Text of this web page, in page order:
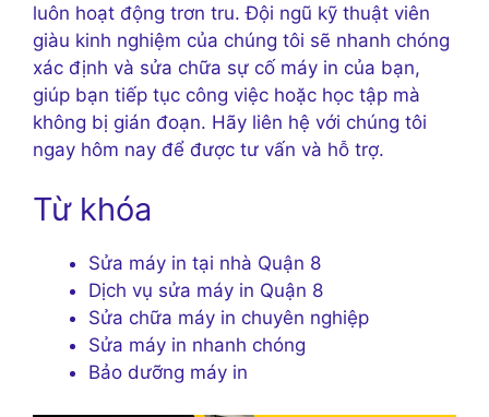
luôn hoạt động trơn tru. Đội ngũ kỹ thuật viên
giàu kinh nghiệm của chúng tôi sẽ nhanh chóng
xác định và sửa chữa sự cố máy in của bạn,
giúp bạn tiếp tục công việc hoặc học tập mà
không bị gián đoạn. Hãy liên hệ với chúng tôi
ngay hôm nay để được tư vấn và hỗ trợ.
Từ khóa
Sửa máy in tại nhà Quận 8
Dịch vụ sửa máy in Quận 8
Sửa chữa máy in chuyên nghiệp
Sửa máy in nhanh chóng
Bảo dưỡng máy in